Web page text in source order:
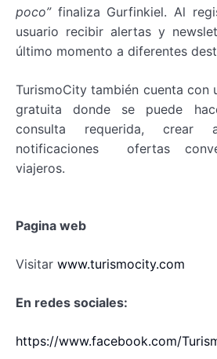
poco”finaliza Gurfinkiel. Al
usuario recibir alertas y
último momento a diferentes
TurismoCity también cuenta con
gratuita donde se puede
consulta requerida, crear
notificaciones ofertas
viajeros.
Pagina web
Visitar www.turismocity.com
En redes sociales:
https://www.facebook.com/